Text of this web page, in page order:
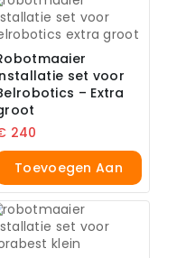
set voor
– Extra
240
Toevoegen Aan
Winkelwagen